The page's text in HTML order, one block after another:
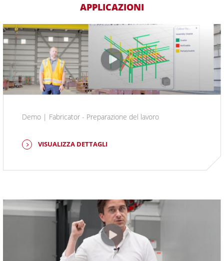
APPLICAZIONI
Demo | Fabricator - Preparazione del lavoro
VISUALIZZA DETTAGLI